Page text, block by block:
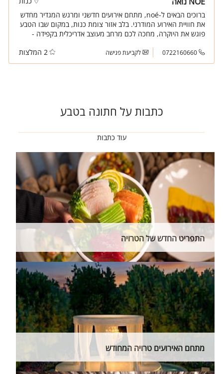
ברוכים הבאים ל-noé, מתחם אירועים חדשני ומרגש המגדיר מחדש
את חוויית האירוע המודרני. בלב אזור צומת כנות, במקום שבו הטבע
פוגש את היוקרה, מחכה לכם מרחב מעוצב אדריכלית בקפידה -
0722160660 לקביעת פגישה 2 המלצות
כתבות על חתונה בטבע
עוד כתבות
התפריט החדש של הטרויה
מתחם האירועים טרויה המחודש